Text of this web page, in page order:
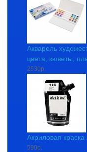
Акварель
цвета, кюветы,
2530р.
Акриловая
590р.